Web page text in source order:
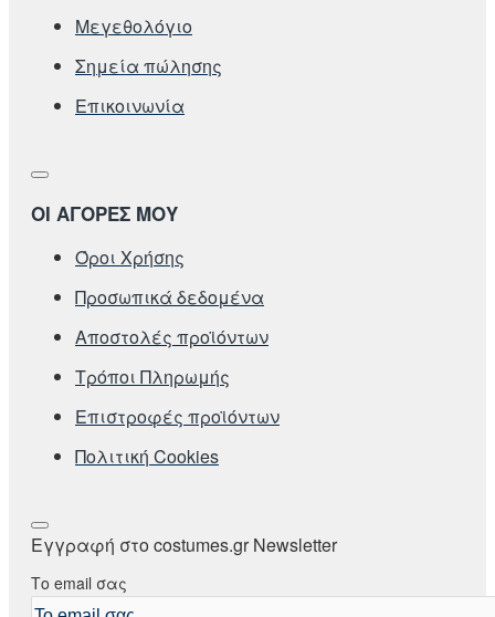
Μεγεθολόγιο
Σημεία πώλησης
Επικοινωνία
ΟΙ ΑΓΟΡΕΣ ΜΟΥ
Όροι Χρήσης
Προσωπικά δεδομένα
Αποστολές προϊόντων
Τρόποι Πληρωμής
Επιστροφές προϊόντων
Πολιτική Cookies
Εγγραφή στο costumes.gr Newsletter
Το email σας